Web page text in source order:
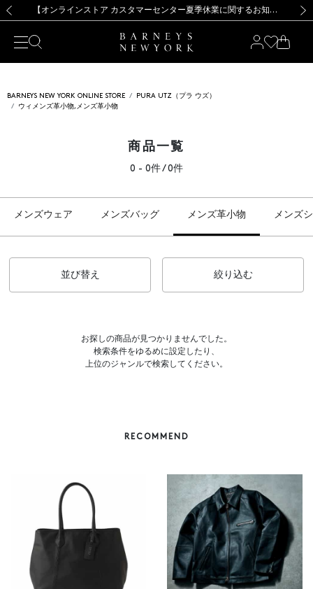
新規登録のお客様も対象！＜MY BARNEYS＞会員のお客様は11,000円（税込）以上のお買上げで常時送料無料！お買い物の際は会員登録を！
【夏季休業に伴う出荷一時停止のお知らせ】(2026.8.7) 【オンラインストア カスタマーセンター夏季休業に関するお知らせ】（2026.8.7）
【夏季休業に伴う返品・交換承り一時停止のお知らせ】（2026.8.5）
熊本県を中心とした地震の影響によるお荷物のお届けについて
【開催中】SUMMER SALEのご案内・ご注意事項 新規登録のお客様も対象！＜MY BARNEYS＞会員のお客様は11,000円（税込）以上のお買上げで常時送料無料！お買い物の際は会員登録を！
【夏季休業に伴う出荷一時停止のお知らせ】(2026.8.7)
BARNEYS NEW YORK ONLINE STORE
PURA UTZ（プラ ウズ）
ウィメンズ革小物,メンズ革小物
商品一覧
0 - 0件 / 0件
メンズウェア メンズバッグ メンズ革小物 メンズ
並び替え 絞り込む
お探しの商品が見つかりませんでした。
検索条件をゆるめに設定したり、
上位のジャンルで検索してください。
RECOMMEND